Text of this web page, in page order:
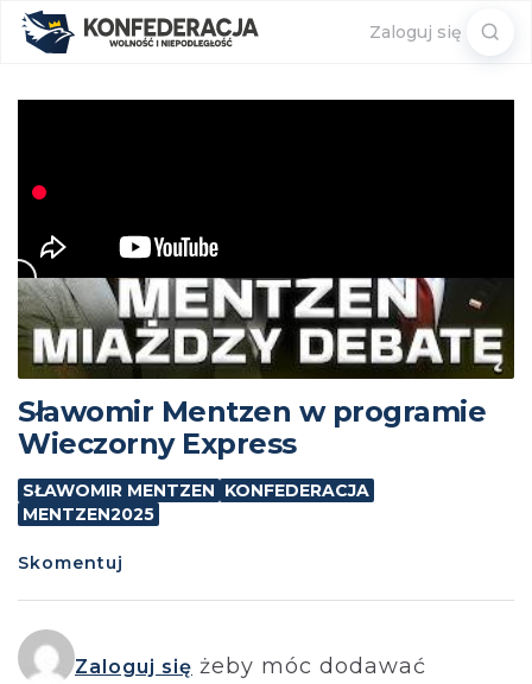
Zaloguj się
Sławomir Mentzen w programie
Wieczorny Express
SŁAWOMIR MENTZEN KONFEDERACJA
MENTZEN2025
Skomentuj
Zaloguj się żeby móc dodawać